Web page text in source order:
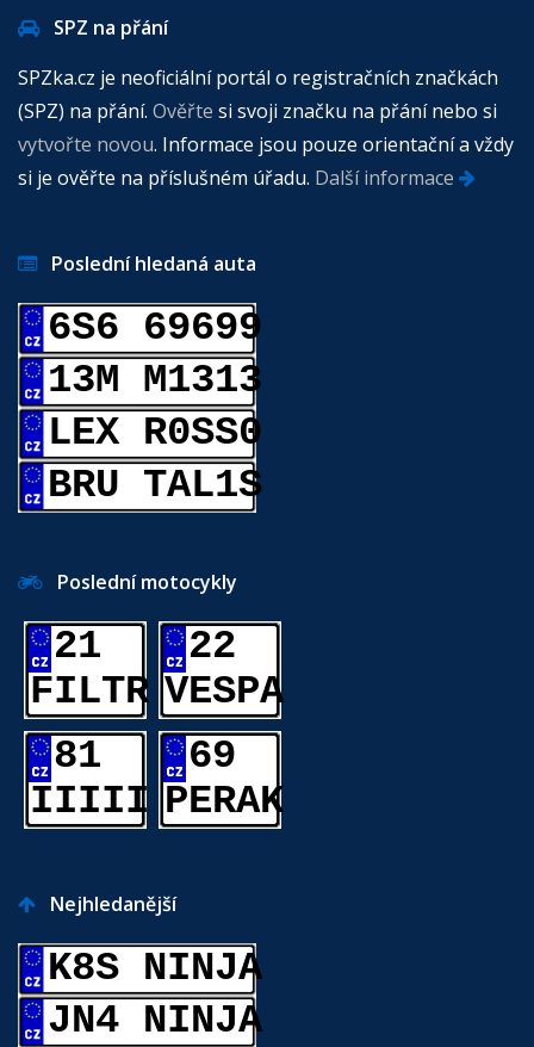
SPZ na přání
SPZka.cz je neoficiální portál o registračních značkách
(SPZ) na přání. Ověřte si svoji značku na přání nebo si
vytvořte novou. Informace jsou pouze orientační a vždy
si je ověřte na příslušném úřadu. Další informace
Poslední hledaná auta
6S6 69699
13M M1313
LEX R0SS0
BRU TAL1S
Poslední motocykly
21
FILTR
22
VESPA
81
IIIII
69
PERAK
Nejhledanější
K8S NINJA
JN4 NINJA